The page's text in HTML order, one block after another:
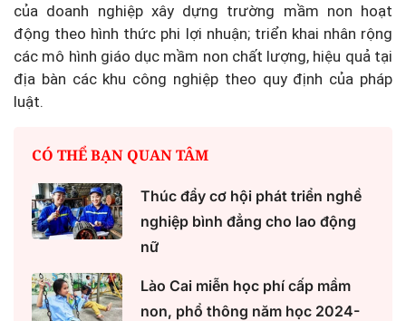
của doanh nghiệp xây dựng trường mầm non hoạt
động theo hình thức phi lợi nhuận; triển khai nhân rộng
các mô hình giáo dục mầm non chất lượng, hiệu quả tại
địa bàn các khu công nghiệp theo quy định của pháp
luật.
CÓ THỂ BẠN QUAN TÂM
Thúc đẩy cơ hội phát triển nghề
nghiệp bình đẳng cho lao động
nữ
Lào Cai miễn học phí cấp mầm
non, phổ thông năm học 2024-